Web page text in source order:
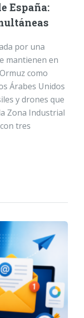
España:
por una
mantienen en
como
Árabes Unidos
y drones que
Zona Industrial
tres